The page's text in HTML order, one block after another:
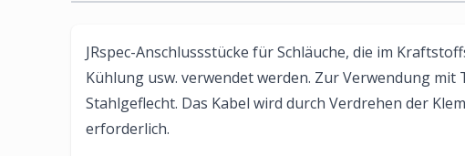
JRspec-Anschlussstücke für Schläuche, die im
Kühlung usw. verwendet werden. Zur Verwendung mit
Stahlgeflecht. Das Kabel wird durch Verdrehen der
erforderlich.